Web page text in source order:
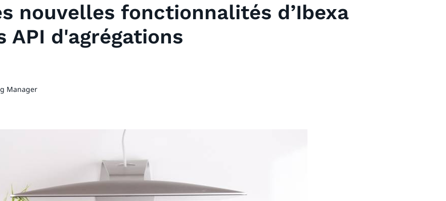
nouvelles fonctionnalités d’Ibexa
API d'agrégations
Manager